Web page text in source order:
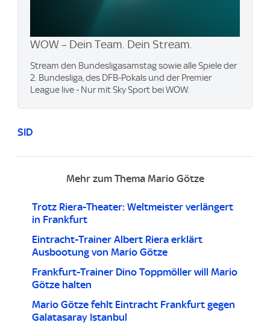
WOW – Dein Team. Dein Stream.
Stream den Bundesligasamstag sowie alle Spiele der
2. Bundesliga, des DFB-Pokals und der Premier
League live - Nur mit Sky Sport bei WOW.
SID
Mehr zum Thema Mario Götze
Trotz Riera-Theater: Weltmeister verlängert
in Frankfurt
Eintracht-Trainer Albert Riera erklärt
Ausbootung von Mario Götze
Frankfurt-Trainer Dino Toppmöller will Mario
Götze halten
Mario Götze fehlt Eintracht Frankfurt gegen
Galatasaray Istanbul